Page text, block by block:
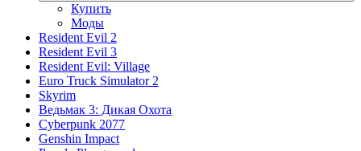
Купить
Моды
Resident Evil 2
Resident Evil 3
Resident Evil: Village
Euro Truck Simulator 2
Skyrim
Ведьмак 3: Дикая Охота
Cyberpunk 2077
Genshin Impact